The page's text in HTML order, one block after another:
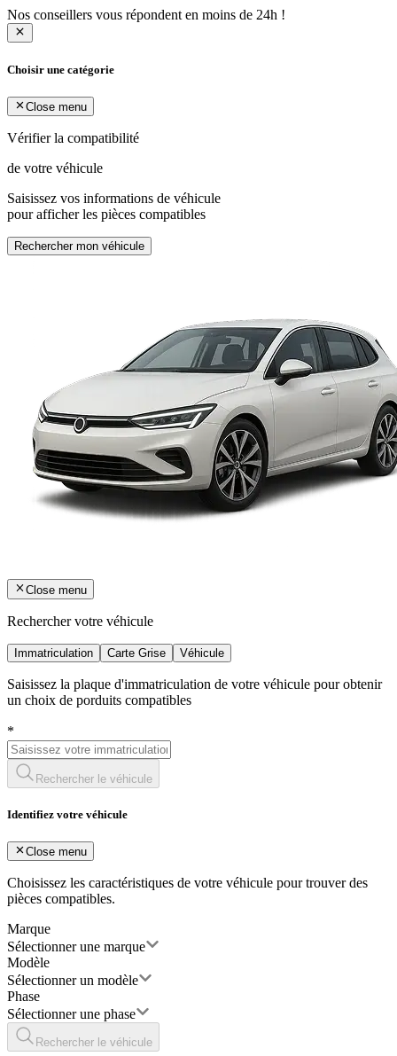
Nos conseillers vous répondent en moins de 24h !
Choisir une catégorie
Close menu
Vérifier la compatibilité
de votre véhicule
Saisissez vos informations de véhicule
pour afficher les pièces compatibles
Rechercher mon véhicule
Close menu
Rechercher votre véhicule
Immatriculation Carte Grise Véhicule
Saisissez la plaque d'immatriculation de votre véhicule pour obtenir
un choix de porduits compatibles
*
Rechercher le véhicule
Identifiez votre véhicule
Close menu
Choisissez les caractéristiques de votre véhicule pour trouver des
pièces compatibles.
Marque
Sélectionner une marque
Modèle
Sélectionner un modèle
Phase
Sélectionner une phase
Rechercher le véhicule